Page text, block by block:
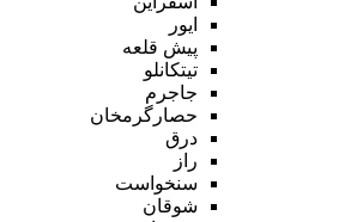
ایور
پیش قلعه
تیتکانلو
جاجرم
حصارگرمخان
درق
راز
سنخواست
شوقان